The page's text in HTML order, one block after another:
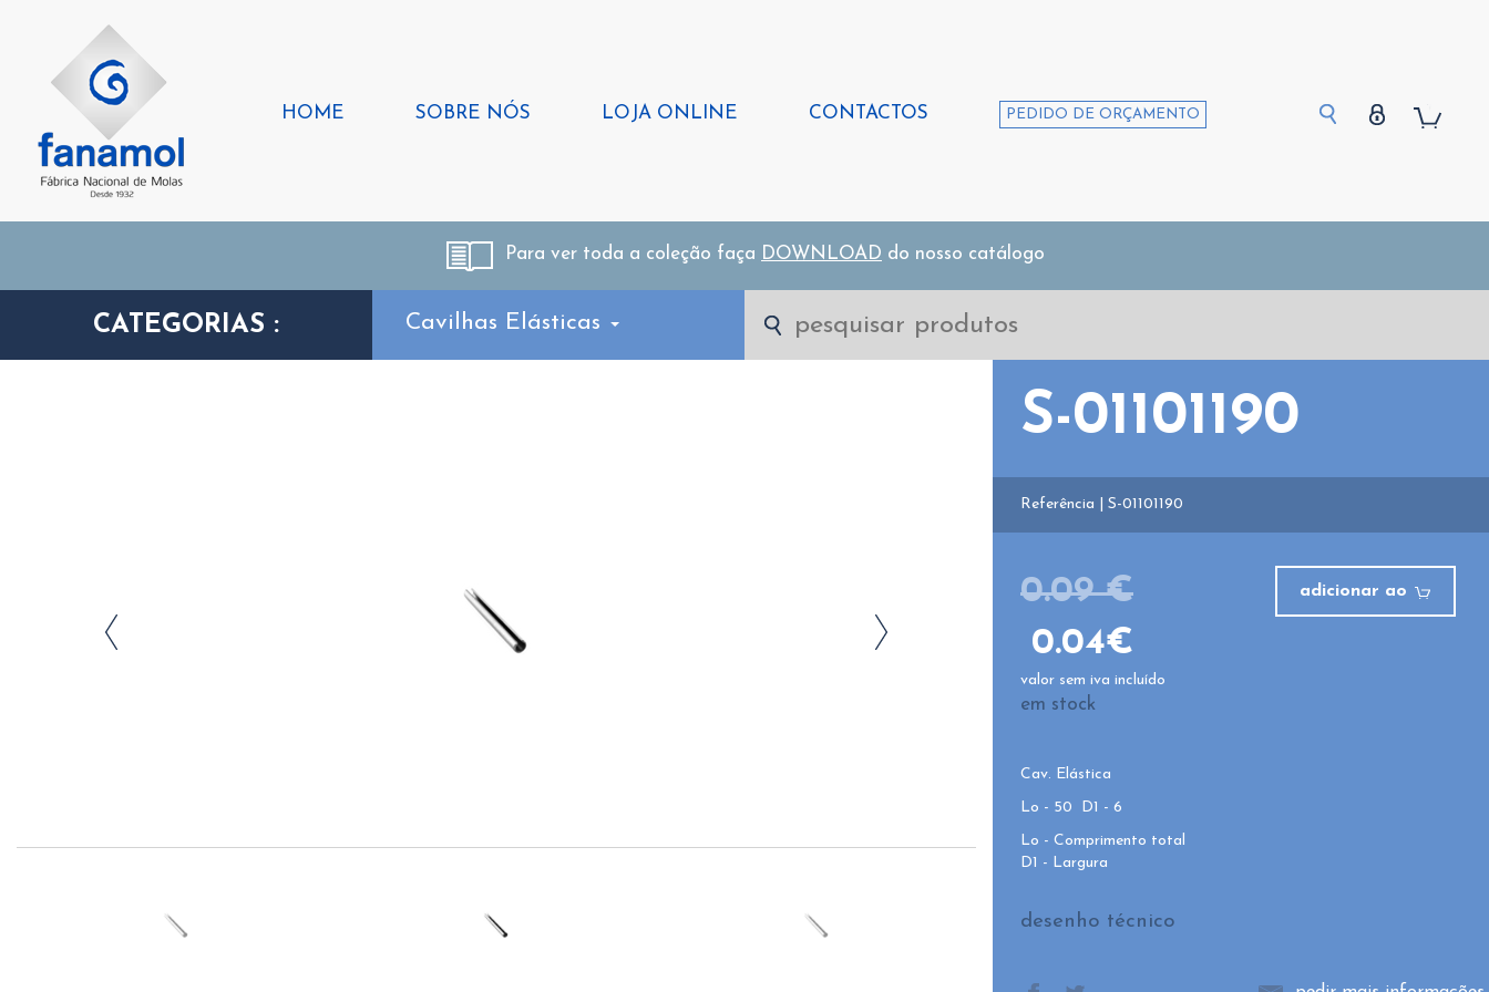
HOME SOBRE NÓS LOJA ONLINE CONTACTOS PEDIDO DE ORÇAMENTO
Para ver toda a coleção faça DOWNLOAD do nosso catálogo
CATEGORIAS : Cavilhas Elásticas
S-01101190
Referência | S-01101190
0.09 €
0.04€
valor sem iva incluído
em stock
adicionar ao
Cav. Elástica
Lo - 50 D1 - 6
Lo - Comprimento total
D1 - Largura
desenho técnico